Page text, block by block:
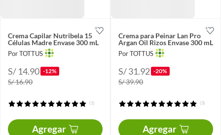
Crema Capilar Nutribela 15
Células Madre Envase 300 mL
Por TOTTUS
S/ 14.90 -12%
S/ 16.90
(1)
Agregar
Crema para Peinar Lan Pro
Argan Oil Rizos Envase 300 mL
Por TOTTUS
S/ 31.92 -20%
S/ 39.90
(3)
Agregar